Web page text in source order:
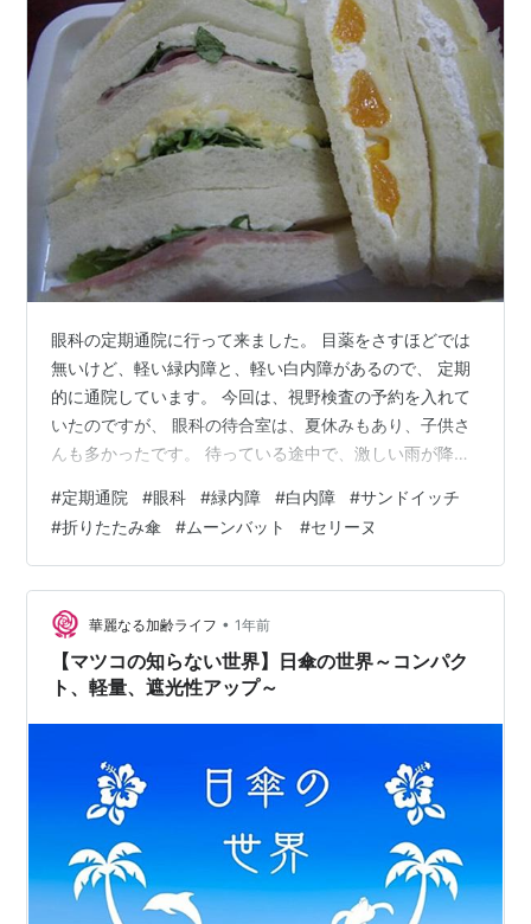
眼科の定期通院に行って来ました。 目薬をさすほどでは
無いけど、軽い緑内障と、軽い白内障があるので、 定期
的に通院しています。 今回は、視野検査の予約を入れて
いたのですが、 眼科の待合室は、夏休みもあり、子供さ
んも多かったです。 待っている途中で、激しい雨が降
が降るとは言っていなかったです。 そして、何故か？予
約を入れているのに、 混んでいたせいか？だいぶ待たさ
れた気がします。 眼圧は、１２と１５。 私は近視です
が、矯正視力は、１．２と１．０だったみたいです。
（前回は、１．０と、０．７だったらしいです） 目の方
も、角膜も綺麗だし、白内障も軽く…
#定期通院 #眼科 #緑内障 #白内障 #サンドイッチ
#折りたたみ傘 #ムーンバット #セリーヌ
華麗なる加齢ライフ • 1年前
【マツコの知らない世界】日傘の世界～コンパク
ト、軽量、遮光性アップ～